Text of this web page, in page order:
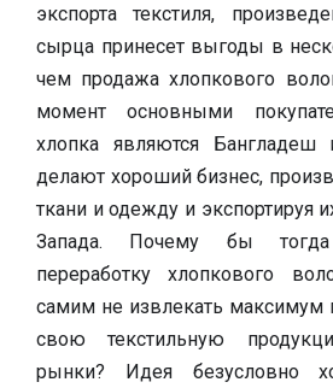
экспорта текстиля,
сырца принесет выгоды в
чем продажа хлопкового
момент основными
хлопка являются Бангладеш
делают хороший бизнес,
ткани и одежду и экспортируя
Запада. Почему бы
переработку хлопкового
самим не извлекать максимум
свою текстильную
рынки? Идея безусловно